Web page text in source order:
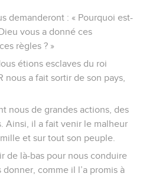
demanderont : « Pourquoi est-
vous a donné ces
règles ? »
étions esclaves du roi
nous a fait sortir de son pays,
nous de grandes actions, des
Ainsi, il a fait venir le malheur
et sur tout son peuple.
de là-bas pour nous conduire
comme il l’a promis à